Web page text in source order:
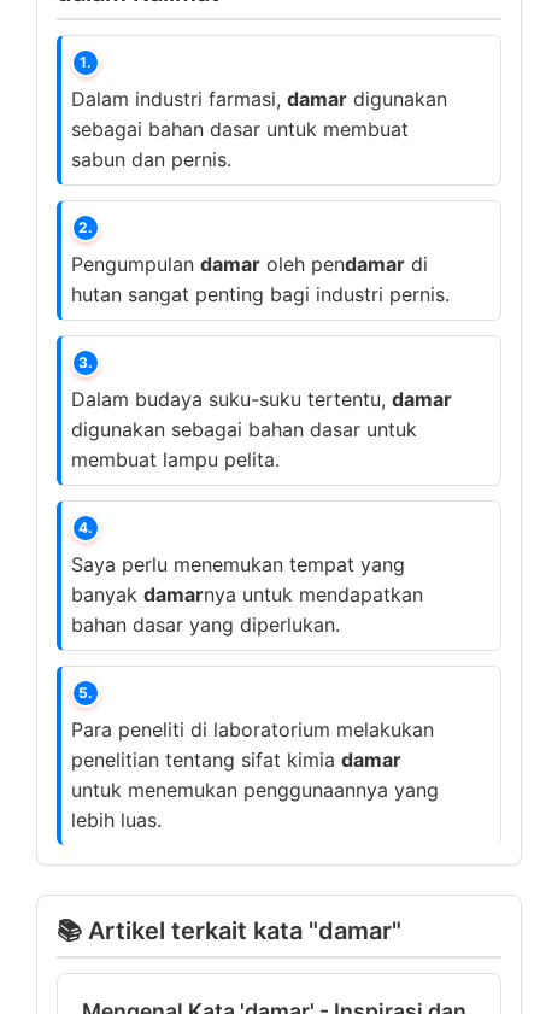
1.
Dalam industri farmasi, damar digunakan
sebagai bahan dasar untuk membuat
sabun dan pernis.
2.
Pengumpulan damar oleh pendamar di
hutan sangat penting bagi industri pernis.
3.
Dalam budaya suku-suku tertentu, damar
digunakan sebagai bahan dasar untuk
membuat lampu pelita.
4.
Saya perlu menemukan tempat yang
banyak damarnya untuk mendapatkan
bahan dasar yang diperlukan.
5.
Para peneliti di laboratorium melakukan
penelitian tentang sifat kimia damar
untuk menemukan penggunaannya yang
lebih luas.
📚 Artikel terkait kata "damar"